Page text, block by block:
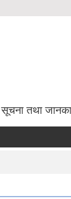
सूचना तथा